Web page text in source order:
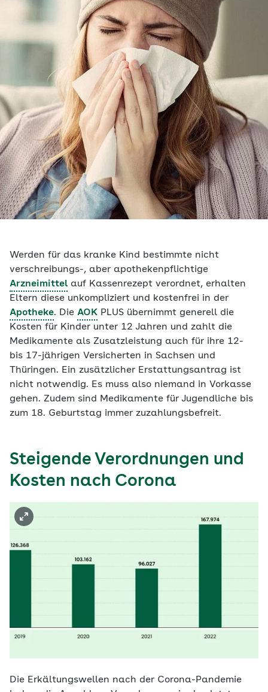
Werden für das kranke Kind bestimmte nicht
verschreibungs-, aber apothekenpflichtige
Arzneimittel auf Kassenrezept verordnet, erhalten
Eltern diese unkompliziert und kostenfrei in der
Apotheke. Die AOK PLUS übernimmt generell die
Kosten für Kinder unter 12 Jahren und zahlt die
Medikamente als Zusatzleistung auch für ihre 12-
bis 17-jährigen Versicherten in Sachsen und
Thüringen. Ein zusätzlicher Erstattungsantrag ist
nicht notwendig. Es muss also niemand in Vorkasse
gehen. Zudem sind Medikamente für Jugendliche bis
zum 18. Geburtstag immer zuzahlungsbefreit.
Steigende Verordnungen und
Kosten nach Corona
Die Erkältungswellen nach der Corona-Pandemie